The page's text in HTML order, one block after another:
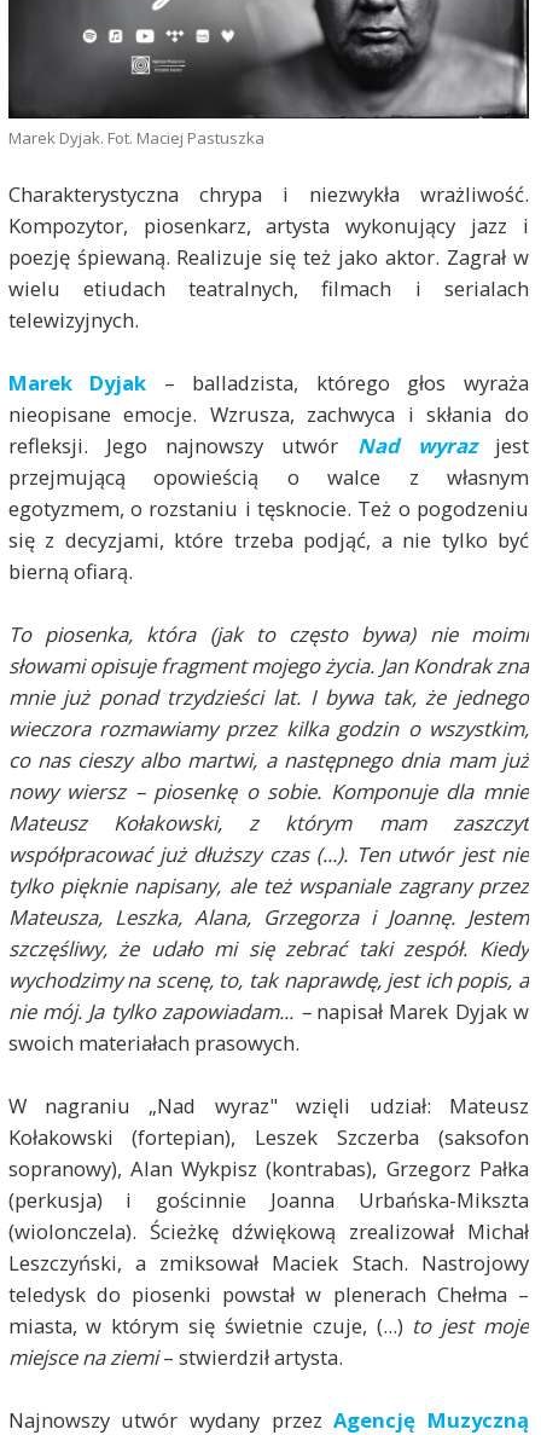
Marek Dyjak. Fot. Maciej Pastuszka
Charakterystyczna chrypa i niezwykła wrażliwość.
Kompozytor, piosenkarz, artysta wykonujący jazz i
poezję śpiewaną. Realizuje się też jako aktor. Zagrał w
wielu etiudach teatralnych, filmach i serialach
telewizyjnych.
Marek Dyjak – balladzista, którego głos wyraża
nieopisane emocje. Wzrusza, zachwyca i skłania do
refleksji. Jego najnowszy utwór Nad wyrazjest
przejmującą opowieścią o walce z własnym
egotyzmem, o rozstaniu i tęsknocie. Też o pogodzeniu
się z decyzjami, które trzeba podjąć, a nie tylko być
bierną ofiarą.
To piosenka, która (jak to często bywa) nie moimi
słowami opisuje fragment mojego życia. Jan Kondrak zna
mnie już ponad trzydzieści lat. I bywa tak, że jednego
wieczora rozmawiamy przez kilka godzin o wszystkim,
co nas cieszy albo martwi, a następnego dnia mam już
nowy wiersz – piosenkę o sobie. Komponuje dla mnie
Mateusz Kołakowski, z którym mam zaszczyt
współpracować już dłuższy czas (...). Ten utwór jest nie
tylko pięknie napisany, ale też wspaniale zagrany przez
Mateusza, Leszka, Alana, Grzegorza i Joannę. Jestem
szczęśliwy, że udało mi się zebrać taki zespół. Kiedy
wychodzimy na scenę, to, tak naprawdę, jest ich popis, a
nie mój. Ja tylko zapowiadam... – napisał Marek Dyjak w
swoich materiałach prasowych.
W nagraniu „Nad wyraz" wzięli udział: Mateusz
Kołakowski (fortepian), Leszek Szczerba (saksofon
sopranowy), Alan Wykpisz (kontrabas), Grzegorz Pałka
(perkusja) i gościnnie Joanna Urbańska-Mikszta
(wiolonczela). Ścieżkę dźwiękową zrealizował Michał
Leszczyński, a zmiksował Maciek Stach. Nastrojowy
teledysk do piosenki powstał w plenerach Chełma –
miasta, w którym się świetnie czuje, (...) to jest moje
miejsce na ziemi– stwierdził artysta.
Najnowszy utwór wydany przezAgencję Muzyczną